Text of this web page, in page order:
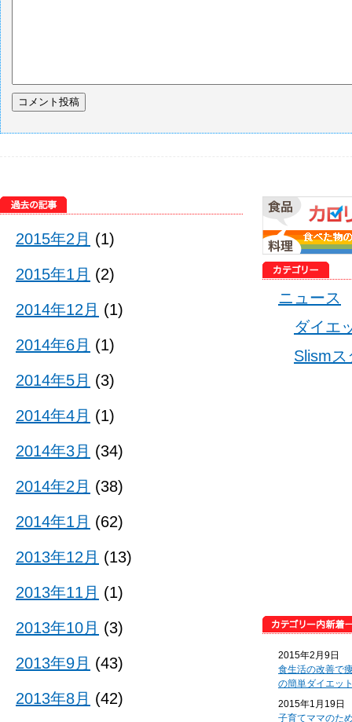
ニュース
ダイエ
Slism
2015年2月9日
食生活の改善で
の簡単ダイエッ
2015年1月19日
子育てママのた
2015年2月 (1)
2015年1月 (2)
2014年12月 (1)
2014年6月 (1)
2014年5月 (3)
2014年4月 (1)
2014年3月 (34)
2014年2月 (38)
2014年1月 (62)
2013年12月 (13)
2013年11月 (1)
2013年10月 (3)
2013年9月 (43)
2013年8月 (42)